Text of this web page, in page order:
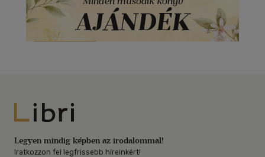
Libri
Legyen mindig képben az irodalommal!
Iratkozzon fel legfrissebb híreinkért!